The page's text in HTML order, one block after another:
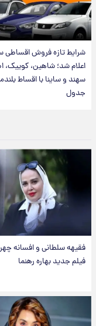
شرایط تازه فروش اقساطی
اعلام شد؛ شاهین، کوییک،
سهند و ساینا با اقساط
جدول
فقیهه سلطانی و افسانه
فیلم جدید بهاره رهنما